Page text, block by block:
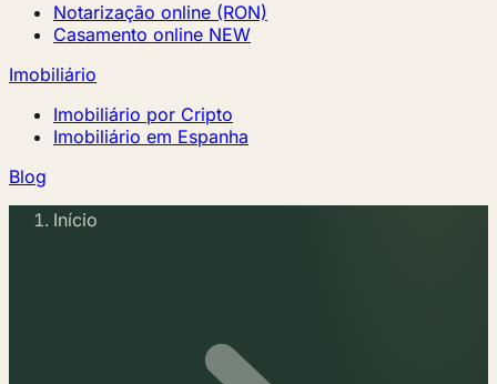
Notarização online (RON)
Casamento online NEW
Imobiliário
Imobiliário por Cripto
Imobiliário em Espanha
Blog
Início